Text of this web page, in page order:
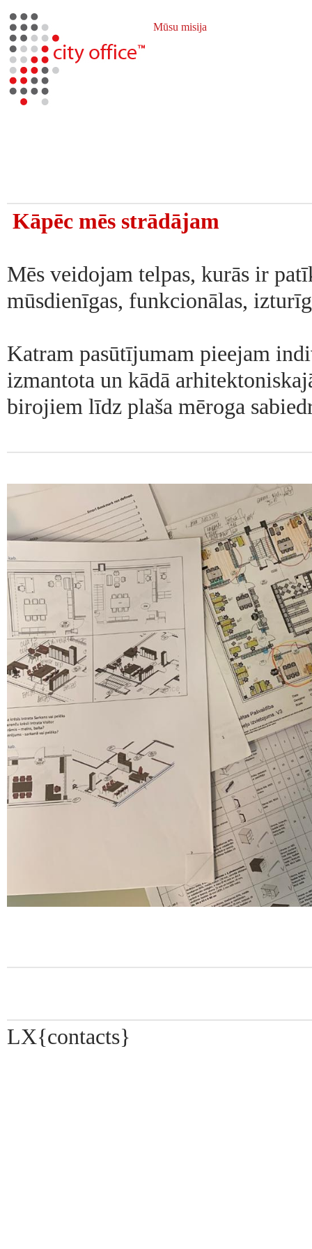
Mūsu misija
Kāpēc mēs strādājam
Mēs veidojam telpas, kurās ir
mūsdienīgas, funkcionālas,
Katram pasūtījumam pieejam
izmantota un kādā
birojiem līdz plaša mēroga
LX{contacts}